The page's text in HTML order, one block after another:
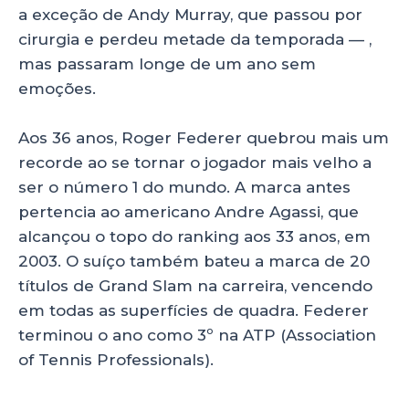
a exceção de Andy Murray, que passou por
cirurgia e perdeu metade da temporada — ,
mas passaram longe de um ano sem
emoções.
Aos 36 anos, Roger Federer quebrou mais um
recorde ao se tornar o jogador mais velho a
ser o número 1 do mundo. A marca antes
pertencia ao americano Andre Agassi, que
alcançou o topo do ranking aos 33 anos, em
2003. O suíço também bateu a marca de 20
títulos de Grand Slam na carreira, vencendo
em todas as superfícies de quadra. Federer
terminou o ano como 3º na ATP (Association
of Tennis Professionals).